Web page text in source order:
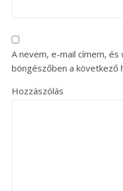
A nevem, e-mail címem,
böngészőben a következő
Hozzászólás